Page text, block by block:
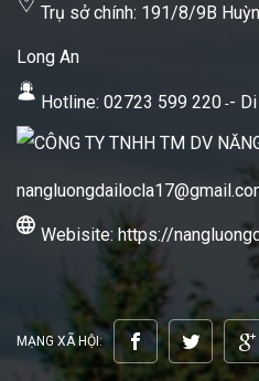
Trụ sở chính: 191/8/9B
Long An
Hotline: 02723 599 220 --
Webisite: https://
MẠNG XÃ HỘI: